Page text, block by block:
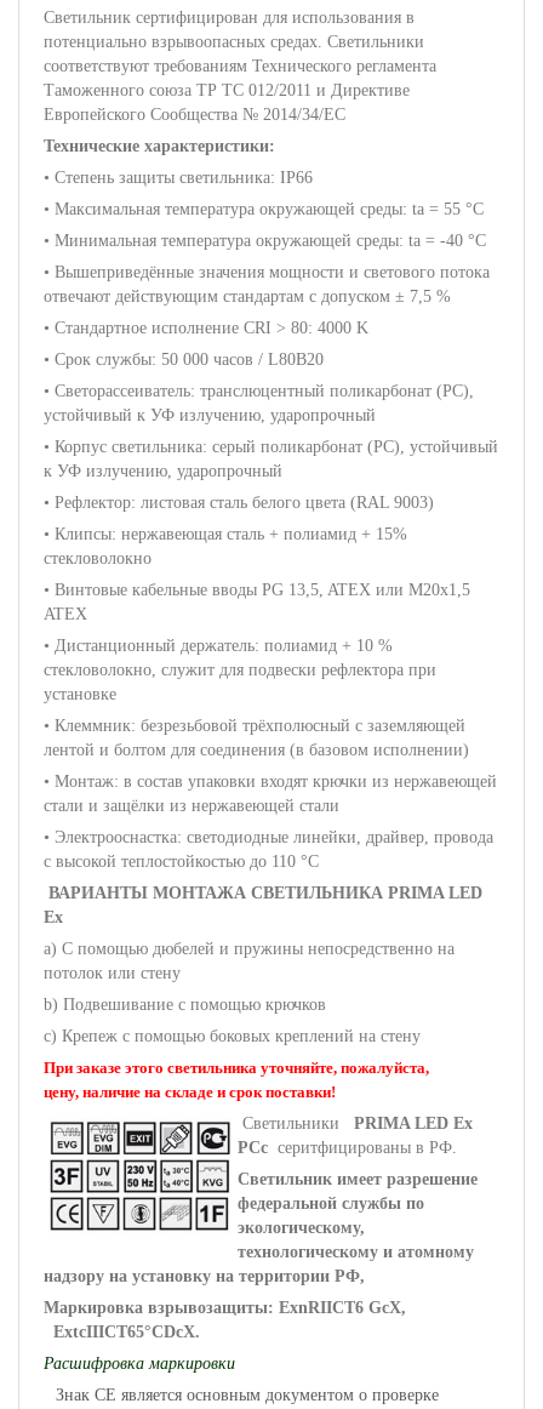
Светильник сертифицирован для использования в
потенциально взрывоопасных средах. Светильники
соответствуют требованиям Технического регламента
Таможенного союза ТР ТС 012/2011 и Директиве
Европейского Сообщества № 2014/34/ЕС
Технические характеристики:
• Степень защиты светильника: IP66
• Максимальная температура окружающей среды: ta = 55 °C
• Минимальная температура окружающей среды: ta = -40 °C
• Вышеприведённые значения мощности и светового потока
отвечают действующим стандартам с допуском ± 7,5 %
• Стандартное исполнение CRI > 80: 4000 K
• Срок службы: 50 000 часов / L80B20
• Светорассеиватель: транслюцентный поликарбонат (PC),
устойчивый к УФ излучению, ударопрочный
• Корпус светильника: серый поликарбонат (PC), устойчивый
к УФ излучению, ударопрочный
• Рефлектор: листовая сталь белого цвета (RAL 9003)
• Клипсы: нержавеющая сталь + полиамид + 15%
стекловолокно
• Винтовые кабельные вводы PG 13,5, ATEX или M20x1,5
ATEX
• Дистанционный держатель: полиамид + 10 %
стекловолокно, служит для подвески рефлектора при
установке
• Клеммник: безрезьбовой трёхполюсный с заземляющей
лентой и болтом для соединения (в базовом исполнении)
• Монтаж: в состав упаковки входят крючки из нержавеющей
стали и защёлки из нержавеющей стали
• Электрооснастка: cветодиодные линейки, драйвер, провода
с высокой теплостойкостью до 110 °C
ВАРИАНТЫ МОНТАЖА СВЕТИЛЬНИКА PRIMA LED
Ex
a) С помощью дюбелей и пружины непосредственно на
потолок или стену
b) Подвешивание с помощью крючков
c) Крепеж с помощью боковых креплений на стену
При заказе этого светильника уточняйте, пожалуйста,
цену, наличие на складе и срок поставки!
Светильники
PRIMA LED Ex
PCc серитфицированы в РФ.
Светильник имеет разрешение
федеральной службы по
экологическому,
технологическому и атомному
надзору на установку на территории РФ,
Маркировка взрывозащиты: ExnRIICT6 GcX,
ExtcIIICT65°CDcX.
Расшифровка маркировки
Знак СЕ является основным документом о проверке